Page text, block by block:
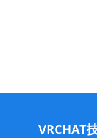
VRCHAT